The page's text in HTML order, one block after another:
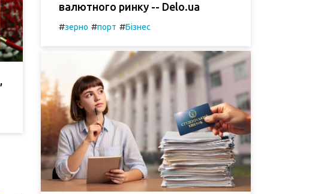
валютного ринку -- Delo.ua
#зерно #порт #Бізнес